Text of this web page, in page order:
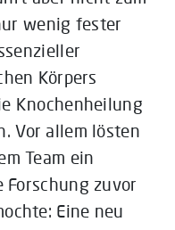
wenig fester
Körpers
Knochenheilung
Vor allem lösten
Team ein
Forschung zuvor
Eine neu